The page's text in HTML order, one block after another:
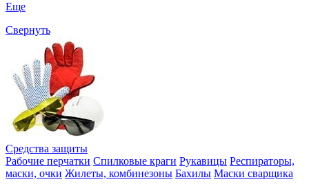
Еще
Свернуть
Средства защиты
Рабочие перчатки Спилковые краги Рукавицы Респираторы,
маски, очки Жилеты, комбинезоны Бахилы Маски сварщика